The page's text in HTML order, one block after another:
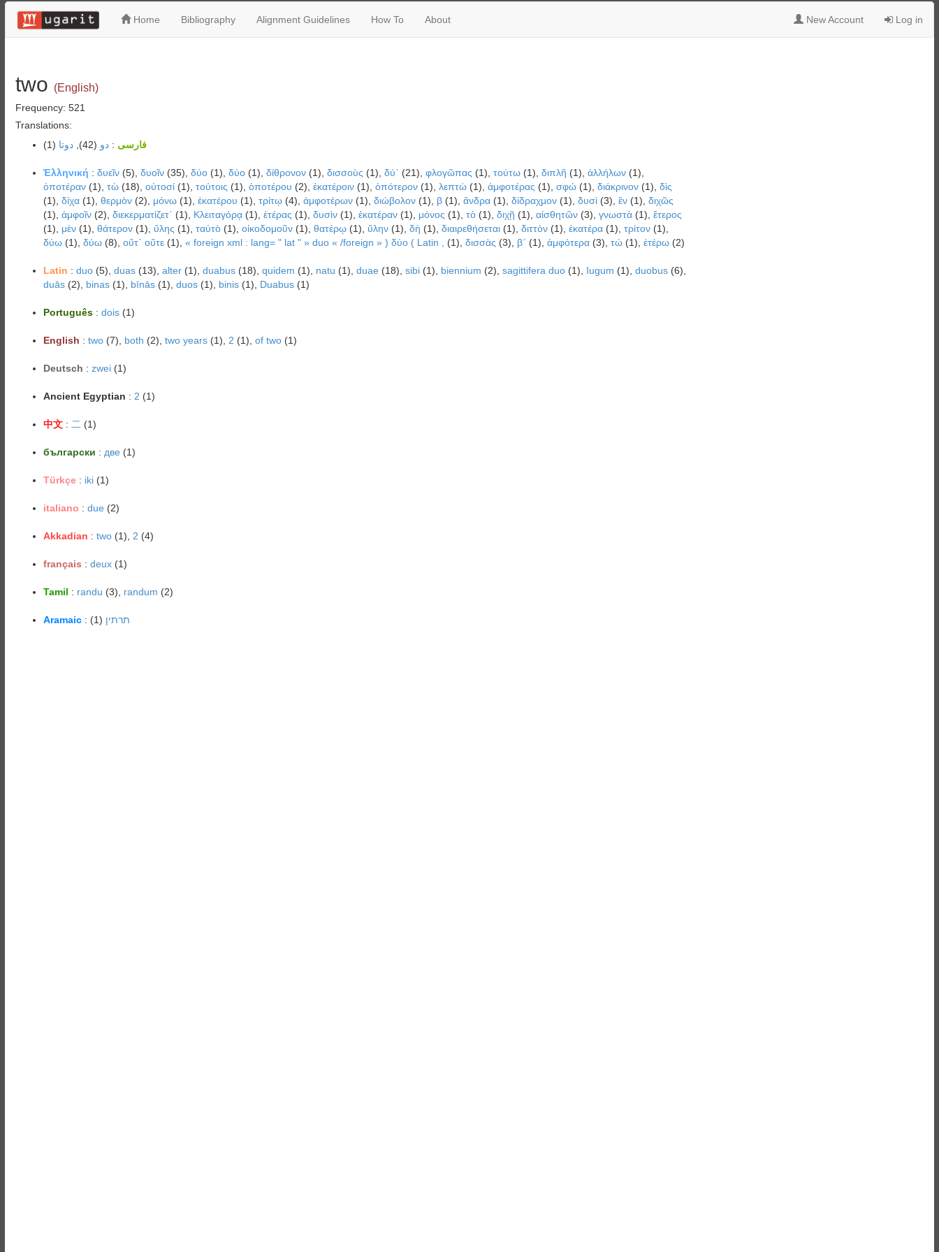
Home Bibliography Alignment Guidelines How To About New Account Log in
two (English)
Frequency: 521
Translations:
فارسی :دو (42), دوتا (1)
Ἑλληνική : δυεῖν(5), δυοῖν(35), δύο(1), δύο(1), δίθρονον(1), δισσοὺς (1), δύ᾽ (21), φλογῶπας (1), τούτω(1), διπλῆ (1), ἀλλήλων(1),
ὁποτέραν(1), τὼ(18), οὑτοσί(1), τούτοις (1), ὁποτέρου (2), ἑκατέροιν(1), ὁπότερον(1), λεπτὼ(1), ἀμφοτέρας (1), σφώ(1), διάκρινον(1), δὶς
(1), δίχα(1), θερμὸν(2), μόνω(1), ἑκατέρου (1), τρίτῳ(4), ἀμφοτέρων(1), διώβολον(1), β(1), ἄνδρα(1), δίδραχμον(1), δυσὶ(3), ἓν(1), διχῶς
(1), ἀμφοῖν(2), διεκερματίζετ᾽ (1), Κλειταγόρᾳ(1), ἑτέρας (1), δυσὶν(1), ἑκατέραν(1), μόνος (1), τὸ(1), διχῇ (1), αἰσθητῶν(3), γνωστὰ(1), ἕτερος
(1), μὲν(1), θάτερον(1), ὕλης (1), ταὐτὸ(1), οἰκοδομοῦν(1), θατέρῳ(1), ὕλην(1), δὴ (1), διαιρεθήσεται(1), διττὸν(1), ἑκατέρα(1), τρίτον(1),
δύω(1), δύω(8), οὔτ᾿ οὔτε(1), « foreign xml : lang= " lat " » duo « /foreign » ) δύο ( Latin , (1), δισσὰς (3), βʹ (1), ἀμφότερα(3), τώ(1), ἑτέρω(2)
Latin : duo(5), duas(13), alter(1), duabus(18), quidem (1), natu (1), duae (18), sibi(1), biennium (2), sagittifera duo(1), Iugum (1), duobus(6),
duās(2), binas(1), bīnās(1), duos(1), binis(1), Duabus(1)
Português : dois(1)
English : two(7), both (2), two years(1), 2 (1), of two(1)
Deutsch : zwei(1)
Ancient Egyptian : 2 (1)
中文 : 二 (1)
български : две (1)
Türkçe : iki(1)
italiano : due (2)
Akkadian : two(1), 2 (4)
français : deux(1)
Tamil : randu (3), randum (2)
Aramaic : תרתין (1)